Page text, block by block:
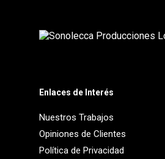
Enlaces de Interés
Nuestros Trabajos
Opiniones de Clientes
Política de Privacidad